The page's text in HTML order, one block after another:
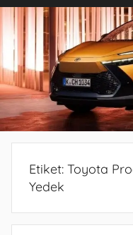
Etiket: Toyota
Yedek